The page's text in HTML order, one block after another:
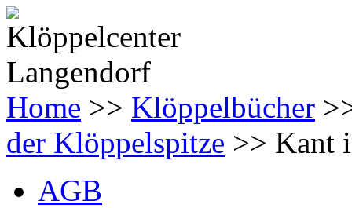
Home >> Klöppelbücher
der Klöppelspitze >> Kant
AGB